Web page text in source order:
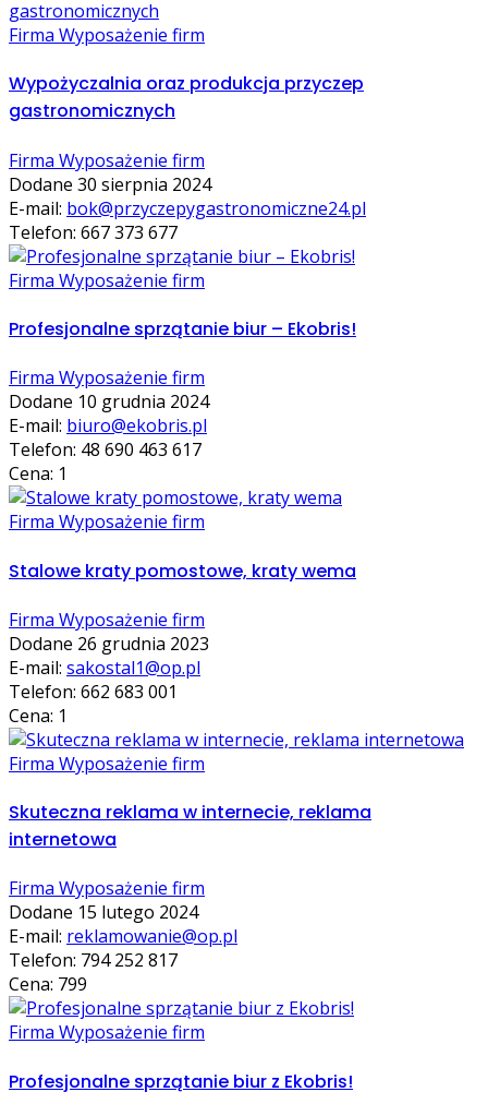
Firma Wyposażenie firm
Wypożyczalnia oraz produkcja przyczep
gastronomicznych
Firma Wyposażenie firm
Dodane 30 sierpnia 2024
E-mail: bok@przyczepygastronomiczne24.pl
Telefon: 667 373 677
Firma Wyposażenie firm
Profesjonalne sprzątanie biur – Ekobris!
Firma Wyposażenie firm
Dodane 10 grudnia 2024
E-mail: biuro@ekobris.pl
Telefon: 48 690 463 617
Cena: 1
Firma Wyposażenie firm
Stalowe kraty pomostowe, kraty wema
Firma Wyposażenie firm
Dodane 26 grudnia 2023
E-mail: sakostal1@op.pl
Telefon: 662 683 001
Cena: 1
Firma Wyposażenie firm
Skuteczna reklama w internecie, reklama
internetowa
Firma Wyposażenie firm
Dodane 15 lutego 2024
E-mail: reklamowanie@op.pl
Telefon: 794 252 817
Cena: 799
Firma Wyposażenie firm
Profesjonalne sprzątanie biur z Ekobris!